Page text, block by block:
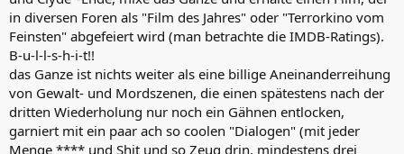
in diversen Foren als "Film des Jahres" oder "Terrorkino vom
Feinsten" abgefeiert wird (man betrachte die IMDB-Ratings).
B-u-l-l-s-h-i-t!!
das Ganze ist nichts weiter als eine billige Aneinanderreihung
von Gewalt- und Mordszenen, die einen spätestens nach der
dritten Wiederholung nur noch ein Gähnen entlocken,
garniert mit ein paar ach so coolen "Dialogen" (mit jeder
Menge **** und Shit und so Zeug drin, mindestens drei